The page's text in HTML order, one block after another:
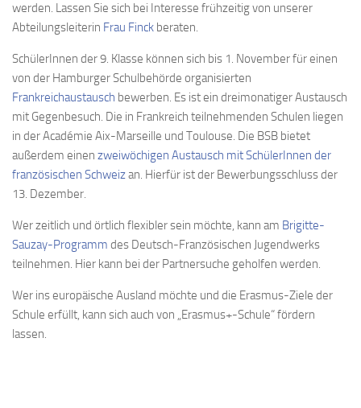
werden. Lassen Sie sich bei Interesse frühzeitig von unserer
Abteilungsleiterin Frau Finck beraten.
SchülerInnen der 9. Klasse können sich bis 1. November für einen
von der Hamburger Schulbehörde organisierten
Frankreichaustausch bewerben. Es ist ein dreimonatiger Austausch
mit Gegenbesuch. Die in Frankreich teilnehmenden Schulen liegen
in der Académie Aix-Marseille und Toulouse. Die BSB bietet
außerdem einen zweiwöchigen Austausch mit SchülerInnen der
französischen Schweizan. Hierfür ist der Bewerbungsschluss der
13. Dezember.
Wer zeitlich und örtlich flexibler sein möchte, kann am Brigitte-
Sauzay-Programm des Deutsch-Französischen Jugendwerks
teilnehmen. Hier kann bei der Partnersuche geholfen werden.
Wer ins europäische Ausland möchte und die Erasmus-Ziele der
Schule erfüllt, kann sich auch von „Erasmus+-Schule“ fördern
lassen.